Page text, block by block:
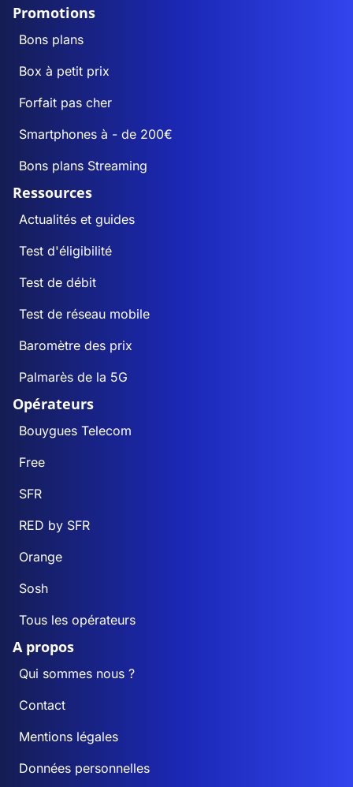
Promotions
Bons plans
Box à petit prix
Forfait pas cher
Smartphones à - de 200€
Bons plans Streaming
Ressources
Actualités et guides
Test d'éligibilité
Test de débit
Test de réseau mobile
Baromètre des prix
Palmarès de la 5G
Opérateurs
Bouygues Telecom
Free
SFR
RED by SFR
Orange
Sosh
Tous les opérateurs
A propos
Qui sommes nous ?
Contact
Mentions légales
Données personnelles